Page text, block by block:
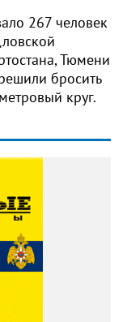
267 человек
Тюмени
бросить
круг.